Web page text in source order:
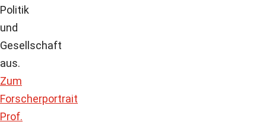
Politik
und
Gesellschaft
aus.
Zum
Forscherportrait
Prof.